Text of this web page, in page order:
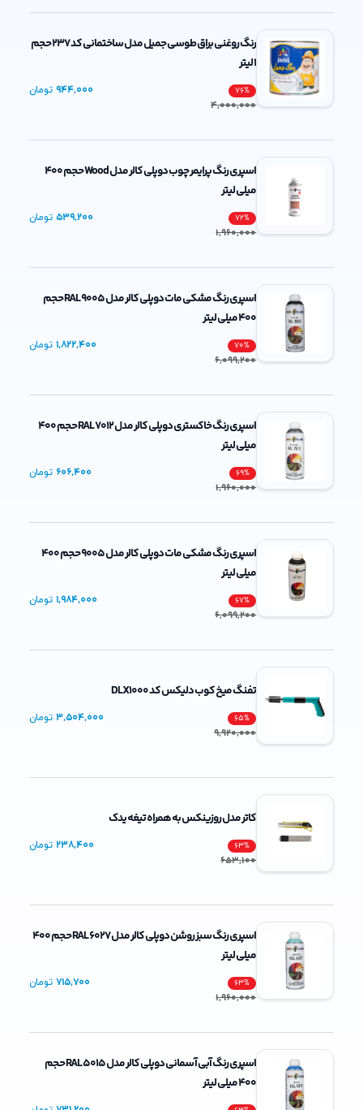
رنگ روغنی براق طوسی جمیل مدل ساختمانی کد 237 حجم
1 لیتر
76%
944,000 تومان
4,000,000
اسپری رنگ پرایمر چوب دوپلی کالر مدل Wood حجم 400
میلی لیتر
72%
539,200 تومان
1,960,000
اسپری رنگ مشکی مات دوپلی کالر مدل RAL 9005 حجم
400 میلی لیتر
70%
1,822,400 تومان
6,099,200
اسپری رنگ خاکستری دوپلی کالر مدل RAL 7012 حجم 400
میلی لیتر
69%
606,400 تومان
1,960,000
اسپری رنگ مشکی مات دوپلی کالر مدل 9005 حجم 400
میلی لیتر
67%
1,984,000 تومان
6,099,200
تفنگ میخ کوب دلیکس کد DLX1000
65%
3,504,000 تومان
9,920,000
کاتر مدل روزینکس به همراه تیغه یدک
63%
238,400 تومان
653,100
اسپری رنگ سبز روشن دوپلی کالر مدل RAL 6027 حجم 400
میلی لیتر
63%
715,700 تومان
1,960,000
اسپری رنگ آبی آسمانی دوپلی کالر مدل RAL 5015 حجم
400 میلی لیتر